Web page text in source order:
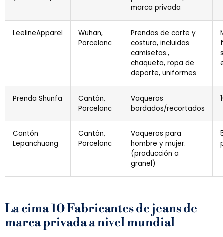
marca privada
LeelineApparel
Wuhan,
Porcelana
Prendas de corte y
costura, incluidas
camisetas.,
chaqueta, ropa de
deporte, uniformes
Prenda Shunfa
Cantón,
Porcelana
Vaqueros
bordados/recortados
Cantón
Lepanchuang
Cantón,
Porcelana
Vaqueros para
hombre y mujer.
(producción a
granel)
La cima 10 Fabricantes de jeans de
marca privada a nivel mundial